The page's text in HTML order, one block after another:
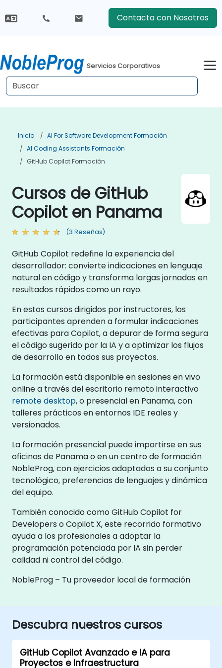
Contacta con Nosotros
Servicios Corporativos
Inicio
AI For Software Development Formación
AI Coding Assistants Formación
GitHub Copilot Formación
Cursos de GitHub
Copilot en Panama
(3 Reseñas)
GitHub Copilot redefine la experiencia del
desarrollador: convierte indicaciones en lenguaje
natural en código y transforma largas jornadas en
resultados rápidos como un rayo.
En estos cursos dirigidos por instructores, los
participantes aprenden a formular indicaciones
efectivas para Copilot, a depurar de forma segura
el código sugerido por la IA y a optimizar los flujos
de desarrollo en todos sus proyectos.
La formación está disponible en sesiones en vivo
online a través del escritorio remoto interactivo
remote desktop, o presencial en Panama, con
talleres prácticos en entornos IDE reales y
versionados.
La formación presencial puede impartirse en sus
oficinas de Panama o en un centro de formación
NobleProg, con ejercicios adaptados a su conjunto
tecnológico, preferencias de lenguajes y dinámica
del equipo.
También conocido como GitHub Copilot for
Developers o Copilot X, este recorrido formativo
ayuda a los profesionales a adoptar la
programación potenciada por IA sin perder
calidad ni control del código.
NobleProg – Tu proveedor local de formación
Descubra nuestros cursos
GitHub Copilot Avanzado e IA para
Proyectos e Infraestructura